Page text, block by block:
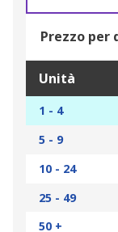
Prezzo per
Unità
1 - 4
5 - 9
10 - 24
25 - 49
50 +